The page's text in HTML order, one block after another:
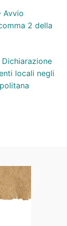
Avvio
2 della
locali negli